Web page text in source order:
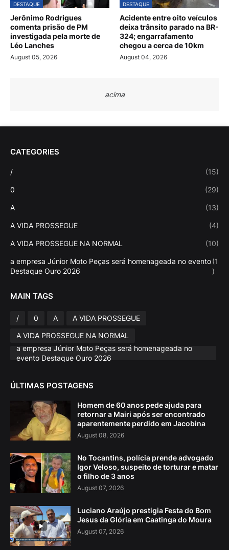
DESTAQUE
Jerônimo Rodrigues
comenta prisão de PM
investigada pela morte de
Léo Lanches
August 05, 2026
DESTAQUE
Acidente entre oito veículos
deixa trânsito parado na BR-
324; engarrafamento
chegou a cerca de 10km
August 04, 2026
acima
CATEGORIES
/ (15)
0 (29)
A (13)
A VIDA PROSSEGUE (4)
A VIDA PROSSEGUE NA NORMAL (10)
a empresa Júnior Moto Peças será homenageada no evento
Destaque Ouro 2026
(1
)
MAIN TAGS
/ 0 A
A VIDA PROSSEGUE
A VIDA PROSSEGUE NA NORMAL
a empresa Júnior Moto Peças será homenageada no
evento Destaque Ouro 2026
ÚLTIMAS POSTAGENS
Homem de 60 anos pede ajuda para
retornar a Mairi após ser encontrado
aparentemente perdido em Jacobina
August 08, 2026
No Tocantins, polícia prende advogado
Igor Veloso, suspeito de torturar e matar
o filho de 3 anos
August 07, 2026
Luciano Araújo prestigia Festa do Bom
Jesus da Glória em Caatinga do Moura
August 07, 2026